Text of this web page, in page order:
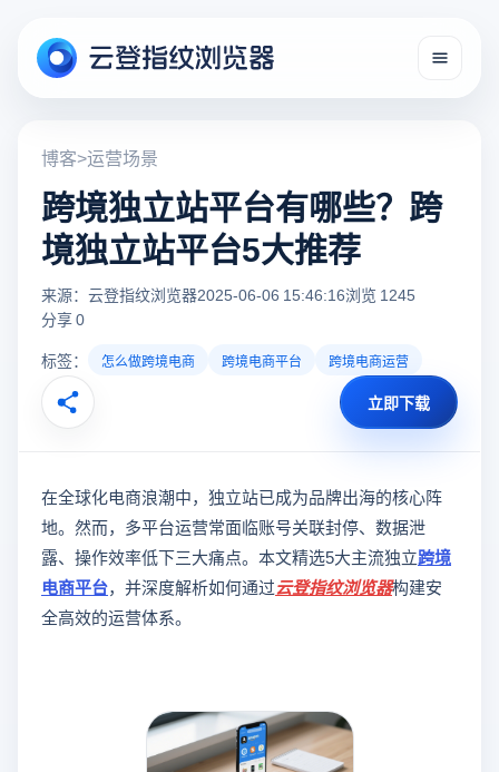
博客>运营场景
跨境独立站平台有哪些？跨
境独立站平台5大推荐
来源：云登指纹浏览器2025-06-06 15:46:16浏览 1245
分享 0
标签：
怎么做跨境电商 跨境电商平台 跨境电商运营
立即下载
在全球化电商浪潮中，独立站已成为品牌出海的核心阵
地。然而，多平台运营常面临账号关联封停、数据泄
露、操作效率低下三大痛点。本文精选5大主流独立跨境
电商平台，并深度解析如何通过云登指纹浏览器构建安
全高效的运营体系。